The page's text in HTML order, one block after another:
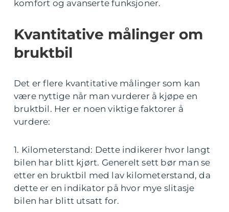
komfort og avanserte funksjoner.
Kvantitative målinger om
bruktbil
Det er flere kvantitative målinger som kan
være nyttige når man vurderer å kjøpe en
bruktbil. Her er noen viktige faktorer å
vurdere:
1. Kilometerstand: Dette indikerer hvor langt
bilen har blitt kjørt. Generelt sett bør man se
etter en bruktbil med lav kilometerstand, da
dette er en indikator på hvor mye slitasje
bilen har blitt utsatt for.